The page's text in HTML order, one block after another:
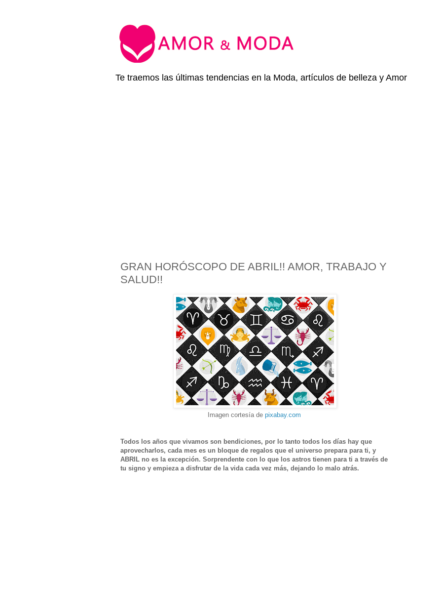
Te traemos las últimas tendencias en la Moda, artículos de belleza y Amor
GRAN HORÓSCOPO DE ABRIL!! AMOR, TRABAJO Y
SALUD!!
Imagen cortesía de pixabay.com
Todos los años que vivamos son bendiciones, por lo tanto todos los días hay que
aprovecharlos, cada mes es un bloque de regalos que el universo prepara para ti, y
ABRIL no es la excepción. Sorprendente con lo que los astros tienen para ti a través de
tu signo y empieza a disfrutar de la vida cada vez más, dejando lo malo atrás.